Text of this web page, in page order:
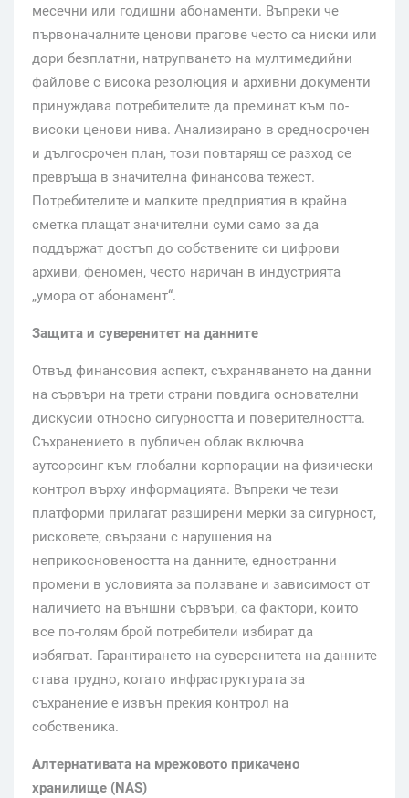
месечни или годишни абонаменти. Въпреки че
първоначалните ценови прагове често са ниски или
дори безплатни, натрупването на мултимедийни
файлове с висока резолюция и архивни документи
принуждава потребителите да преминат към по-
високи ценови нива. Анализирано в средносрочен
и дългосрочен план, този повтарящ се разход се
превръща в значителна финансова тежест.
Потребителите и малките предприятия в крайна
сметка плащат значителни суми само за да
поддържат достъп до собствените си цифрови
архиви, феномен, често наричан в индустрията
„умора от абонамент“.
Защита и суверенитет на данните
Отвъд финансовия аспект, съхраняването на данни
на сървъри на трети страни повдига основателни
дискусии относно сигурността и поверителността.
Съхранението в публичен облак включва
аутсорсинг към глобални корпорации на физически
контрол върху информацията. Въпреки че тези
платформи прилагат разширени мерки за сигурност,
рисковете, свързани с нарушения на
неприкосновеността на данните, едностранни
промени в условията за ползване и зависимост от
наличието на външни сървъри, са фактори, които
все по-голям брой потребители избират да
избягват. Гарантирането на суверенитета на данните
става трудно, когато инфраструктурата за
съхранение е извън прекия контрол на
собственика.
Алтернативата на мрежовото прикачено
хранилище (NAS)